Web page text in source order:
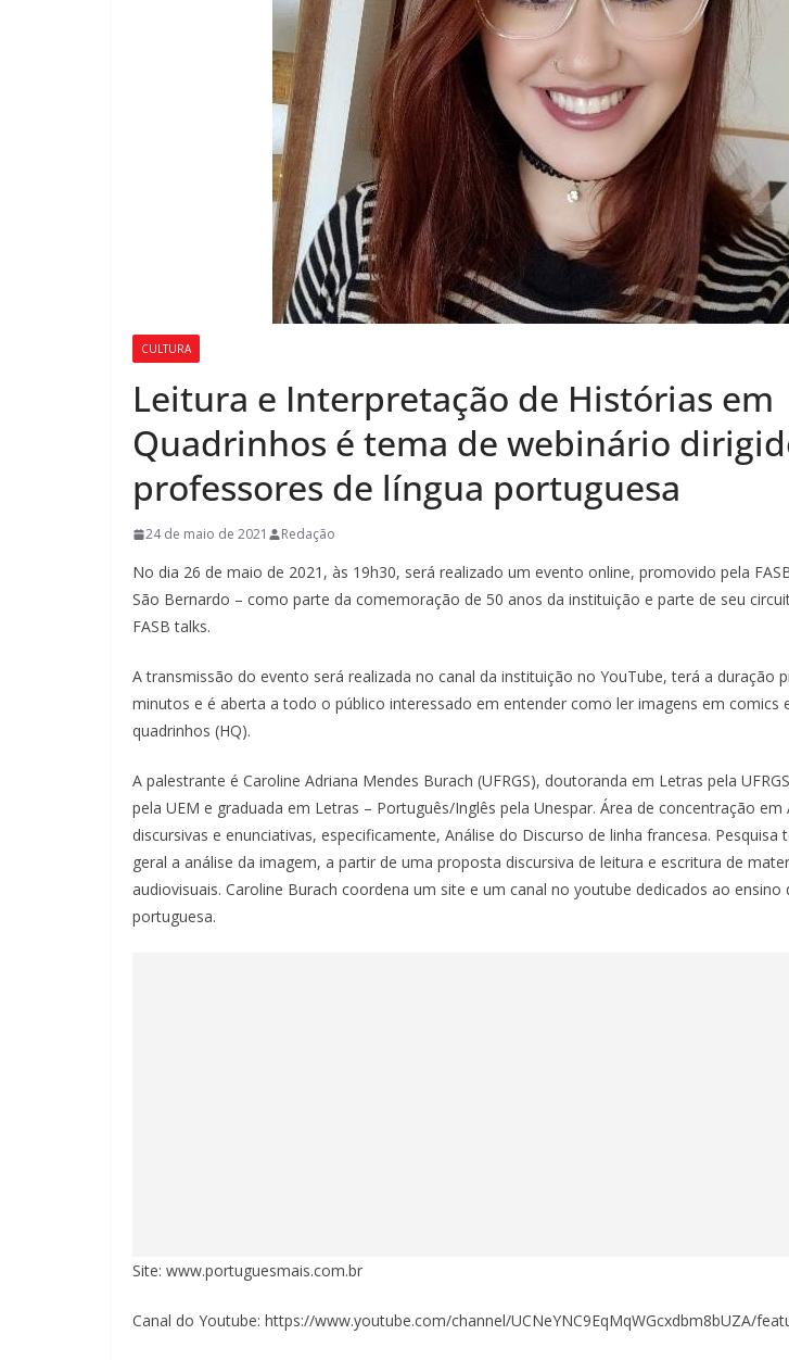
CULTURA
Leitura e Interpretação de Histórias em
Quadrinhos é tema de webinário
professores de língua portuguesa
24 de maio de 2021 Redação
No dia 26 de maio de 2021, às 19h30, será realizado um evento online, promovido pela
São Bernardo – como parte da comemoração de 50 anos da instituição e parte de seu
FASB talks.
A transmissão do evento será realizada no canal da instituição no YouTube, terá a duração
minutos e é aberta a todo o público interessado em entender como ler imagens em comics
quadrinhos (HQ).
A palestrante é Caroline Adriana Mendes Burach (UFRGS), doutoranda em Letras pela
pela UEM e graduada em Letras – Português/Inglês pela Unespar. Área de concentração em
discursivas e enunciativas, especificamente, Análise do Discurso de linha francesa.
geral a análise da imagem, a partir de uma proposta discursiva de leitura e escritura de
audiovisuais. Caroline Burach coordena um site e um canal no youtube dedicados ao ensino
portuguesa.
Site: www.portuguesmais.com.br
Canal do Youtube: https://www.youtube.com/channel/UCNeYNC9EqMqWGcxdbm8bUZA/